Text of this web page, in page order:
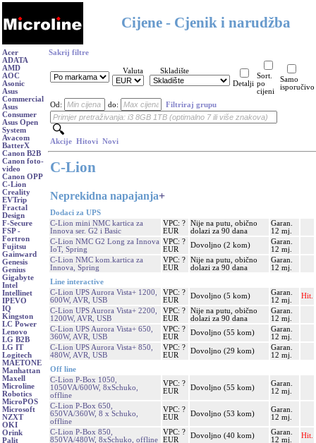
Cijene - Cjenik i narudžba
Acer
ADATA
AMD
AOC
Asonic
Asus
Commercial
Asus
Consumer
Asus Open
System
Avacom
BatterX
Canon B2B
Canon foto-
video
Canon OPP
C-Lion
Creality
EVTrip
Fractal
Design
F-Secure
FSP -
Fortron
Fujitsu
Gainward
Genesis
Genius
Gigabyte
Intel
Intellinet
IPEVO
IQ
Kingston
LC Power
Lenovo
LG B2B
LG IT
Logitech
MAETONE
Manhattan
Maxell
Microline
Robotics
MicroPOS
Microsoft
NZXT
OKI
Orink
Palit
Sakrij filtre
Valuta
Skladište
Detalji
Sort.
po
cijeni
Samo
isporučivo
Od: do: Filtriraj grupu
Akcije Hitovi Novi
C-Lion
Neprekidna napajanja+
Dodaci za UPS
C-Lion mini NMC kartica za
Innova ser. G2 i Basic
VPC: ?
EUR
Nije na putu, obično
dolazi za 90 dana
Garan.
12 mj.
C-Lion NMC G2 Long za Innova
IoT, Spring
VPC: ?
EUR
Dovoljno (2 kom)
Garan.
12 mj.
C-Lion NMC kom.kartica za
Innova, Spring
VPC: ?
EUR
Nije na putu, obično
dolazi za 90 dana
Garan.
12 mj.
Line interactive
C-Lion UPS Aurora Vista+ 1200,
600W, AVR, USB
VPC: ?
EUR
Dovoljno (5 kom)
Garan.
12 mj.
Hit.
C-Lion UPS Aurora Vista+ 2200,
1200W, AVR, USB
VPC: ?
EUR
Nije na putu, obično
dolazi za 90 dana
Garan.
12 mj.
C-Lion UPS Aurora Vista+ 650,
360W, AVR, USB
VPC: ?
EUR
Dovoljno (55 kom)
Garan.
12 mj.
C-Lion UPS Aurora Vista+ 850,
480W, AVR, USB
VPC: ?
EUR
Dovoljno (29 kom)
Garan.
12 mj.
Off line
C-Lion P-Box 1050,
1050VA/600W, 8xSchuko,
offline
VPC: ?
EUR
Dovoljno (55 kom)
Garan.
12 mj.
C-Lion P-Box 650,
650VA/360W, 8 x Schuko,
offline
VPC: ?
EUR
Dovoljno (53 kom)
Garan.
12 mj.
C-Lion P-Box 850,
850VA/480W, 8xSchuko, offline
VPC: ?
EUR
Dovoljno (40 kom)
Garan.
12 mj.
Hit.